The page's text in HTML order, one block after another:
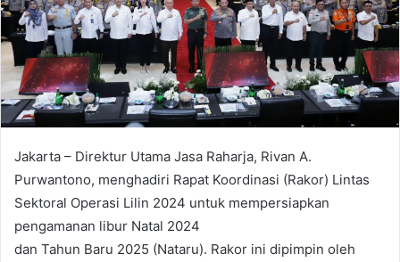
Jakarta – Direktur Utama Jasa Raharja, Rivan A.
Purwantono, menghadiri Rapat Koordinasi (Rakor) Lintas
Sektoral Operasi Lilin 2024 untuk mempersiapkan
pengamanan libur Natal 2024
dan Tahun Baru 2025 (Nataru). Rakor ini dipimpin oleh